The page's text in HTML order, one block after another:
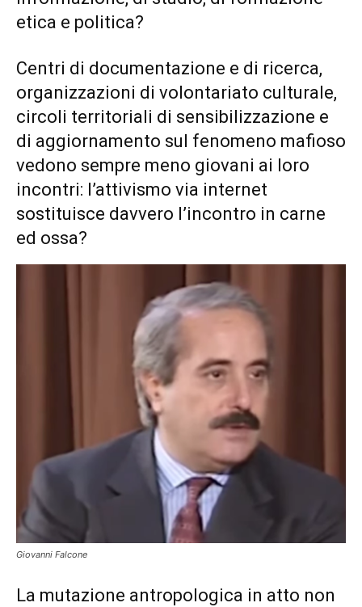
etica e politica?
Centri di documentazione e di ricerca,
organizzazioni di volontariato culturale,
circoli territoriali di sensibilizzazione e
di aggiornamento sul fenomeno mafioso
vedono sempre meno giovani ai loro
incontri: l’attivismo via internet
sostituisce davvero l’incontro in carne
ed ossa?
Giovanni Falcone
La mutazione antropologica in atto non